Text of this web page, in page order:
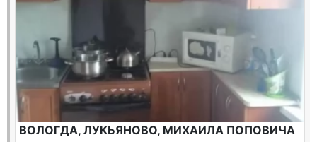
ВОЛОГДА, ЛУКЬЯНОВО, МИХАИЛА ПОПОВИЧА